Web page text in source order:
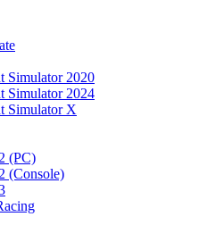
Simulator 2020
Simulator 2024
Simulator X
(PC)
(Console)